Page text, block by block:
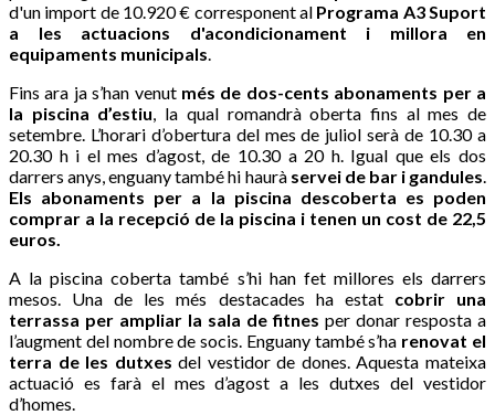
d'un import de 10.920 € corresponent al Programa A3 Suport
a les actuacions d'acondicionament i millora en
equipaments municipals
Fins ara ja s’han venut més de dos-cents abonaments per a
la piscina d’estiu , la qual romandrà oberta fins al mes de
setembre. L’horari d’obertura del mes de juliol serà de 10.30 a
20.30 h i el mes d’agost, de 10.30 a 20 h. Igual que els dos
darrers anys, enguany també hi haurà servei de bar i gandules
Els abonaments per a la piscina descoberta es poden
comprar a la recepció de la piscina i tenen un cost de 22,5
euros.
A la piscina coberta també s’hi han fet millores els darrers
mesos. Una de les més destacades ha estat cobrir una
terrassa per ampliar la sala de fitnes per donar resposta a
l’augment del nombre de socis. Enguany també s’ha renovat el
terra de les dutxes del vestidor de dones. Aquesta mateixa
actuació es farà el mes d’agost a les dutxes del vestidor
d’homes.